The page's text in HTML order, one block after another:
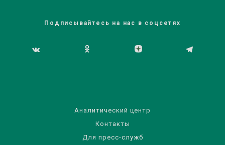
Подписывайтесь на нас в соцсетях
Аналитический центр
Контакты
Для пресс-служб